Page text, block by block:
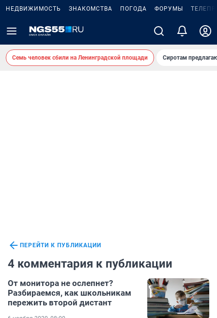
НЕДВИЖИМОСТЬ ЗНАКОМСТВА ПОГОДА ФОРУМЫ
Семь человек сбили на Ленинградской площади Сиротам
ПЕРЕЙТИ К ПУБЛИКАЦИИ
4 комментария к публикации
От монитора не ослепнет?
Разбираемся, как школьникам
пережить второй дистант